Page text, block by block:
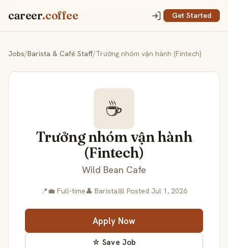
career.coffee Get Started
Jobs/Barista & Café Staff/Trưởng nhóm vận hành (Fintech)
☕
Trưởng nhóm vận hành
(Fintech)
Wild Bean Cafe
📍💼 Full-time👤 Barista📅 Posted Jul 1, 2026
Apply Now
☆ Save Job